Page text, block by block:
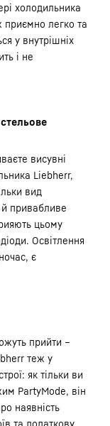
холодильника
приємно легко та
у внутрішніх
і не
висувні
Liebherr,
вид
й привабливе
цьому
Освітлення
є
прийти –
теж у
як тільки ви
PartyMode, він
наявність
та додаткову